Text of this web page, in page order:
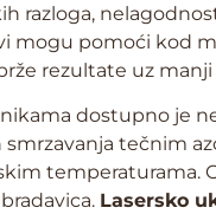
razloga,
mogu pomoći kod
rezultate uz
dostupno je
smrzavanja tečnim
temperaturama.
Lasersko